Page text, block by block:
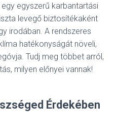
egyszerű karbantartási
levegő biztosítékaként
irodában. A rendszeres
hatékonyságát növeli,
Tudj meg többet arról,
milyen előnyei vannak!
Érdekében